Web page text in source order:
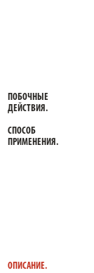
ПОБОЧНЫЕ
ДЕЙСТВИЯ.
СПОСОБ
ПРИМЕНЕНИЯ.
ОПИСАНИЕ.